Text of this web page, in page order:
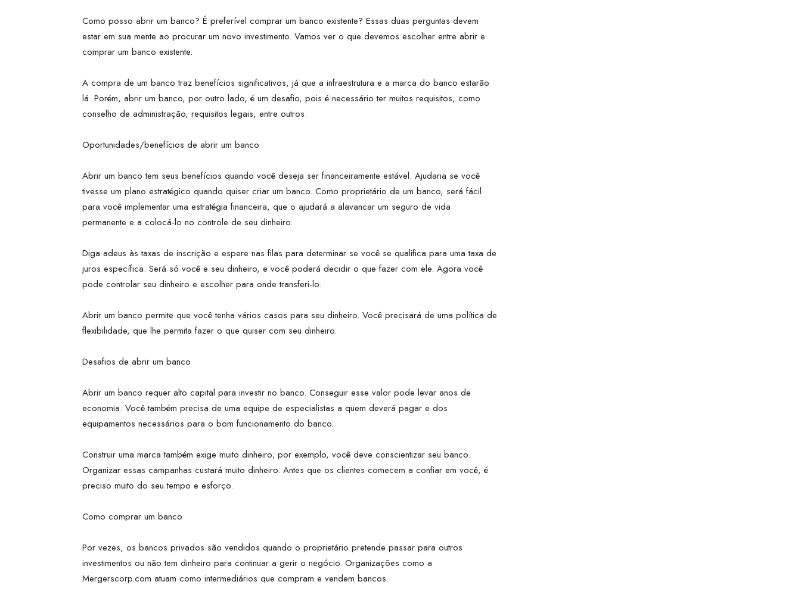
Como posso abrir um banco? É preferível comprar um banco existente? Essas duas perguntas devem
estar em sua mente ao procurar um novo investimento. Vamos ver o que devemos escolher entre abrir e
comprar um banco existente.
A compra de um banco traz benefícios significativos, já que a infraestrutura e a marca do banco estarão
lá. Porém, abrir um banco, por outro lado, é um desafio, pois é necessário ter muitos requisitos, como
conselho de administração, requisitos legais, entre outros.
Oportunidades/benefícios de abrir um banco
Abrir um banco tem seus benefícios quando você deseja ser financeiramente estável. Ajudaria se você
tivesse um plano estratégico quando quiser criar um banco. Como proprietário de um banco, será fácil
para você implementar uma estratégia financeira, que o ajudará a alavancar um seguro de vida
permanente e a colocá-lo no controle de seu dinheiro.
Diga adeus às taxas de inscrição e espere nas filas para determinar se você se qualifica para uma taxa de
juros específica. Será só você e seu dinheiro, e você poderá decidir o que fazer com ele. Agora você
pode controlar seu dinheiro e escolher para onde transferi-lo.
Abrir um banco permite que você tenha vários casos para seu dinheiro. Você precisará de uma política de
flexibilidade, que lhe permita fazer o que quiser com seu dinheiro.
Desafios de abrir um banco
Abrir um banco requer alto capital para investir no banco. Conseguir esse valor pode levar anos de
economia. Você também precisa de uma equipe de especialistas a quem deverá pagar e dos
equipamentos necessários para o bom funcionamento do banco.
Construir uma marca também exige muito dinheiro; por exemplo, você deve conscientizar seu banco.
Organizar essas campanhas custará muito dinheiro. Antes que os clientes comecem a confiar em você, é
preciso muito do seu tempo e esforço.
Como comprar um banco
Por vezes, os bancos privados são vendidos quando o proprietário pretende passar para outros
investimentos ou não tem dinheiro para continuar a gerir o negócio. Organizações como a
Mergerscorp.com atuam como intermediários que compram e vendem bancos.